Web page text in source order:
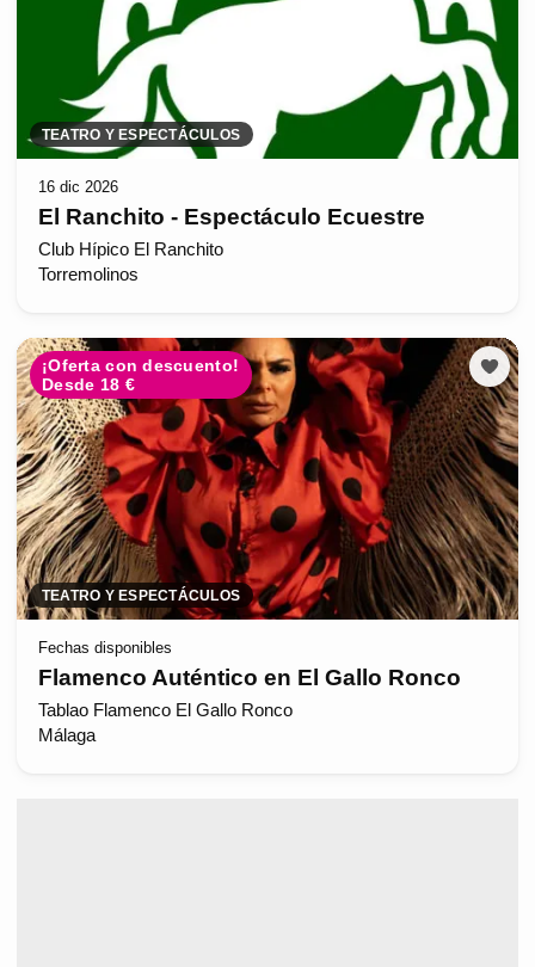
TEATRO Y ESPECTÁCULOS
16 dic 2026
El Ranchito - Espectáculo Ecuestre
Club Hípico El Ranchito
Torremolinos
¡Oferta con descuento!
Desde 18 €
TEATRO Y ESPECTÁCULOS
Fechas disponibles
Flamenco Auténtico en El Gallo Ronco
Tablao Flamenco El Gallo Ronco
Málaga